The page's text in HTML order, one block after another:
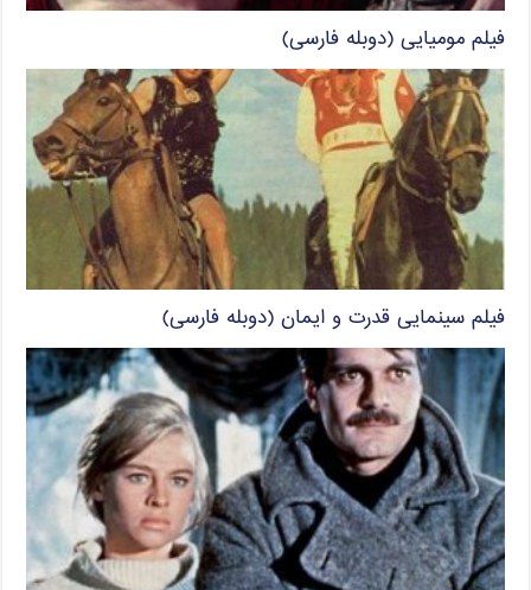
فیلم مومیایی (دوبله فارسی)
فیلم سینمایی قدرت و ایمان (دوبله فارسی)